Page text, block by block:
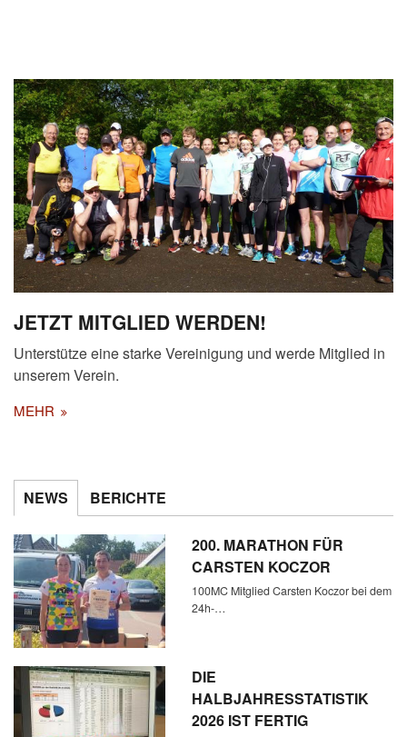
JETZT MITGLIED WERDEN!
Unterstütze eine starke Vereinigung und werde Mitglied in
unserem Verein.
MEHR
NEWS BERICHTE
200. MARATHON FÜR
CARSTEN KOCZOR
100MC Mitglied Carsten Koczor bei dem
24h-…
DIE
HALBJAHRESSTATISTIK
2026 IST FERTIG